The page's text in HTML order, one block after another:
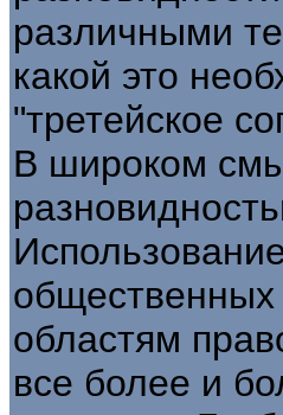
различными
какой это
"третейское
В широком
областям
все более и